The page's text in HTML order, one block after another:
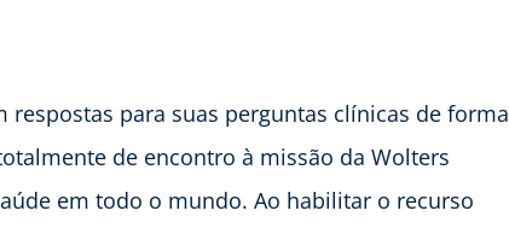
para suas perguntas clínicas de forma
de encontro à missão da Wolters
em todo o mundo. Ao habilitar o recurso